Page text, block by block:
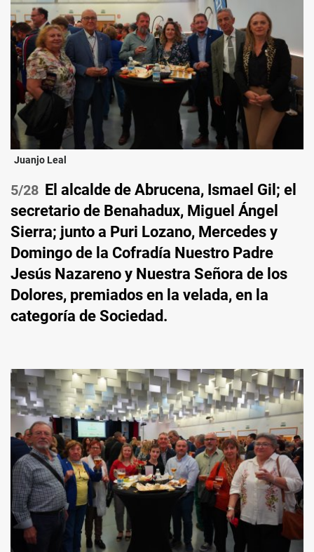
Juanjo Leal
/28 El alcalde de Abrucena, Ismael Gil; el
secretario de Benahadux, Miguel Ángel
Sierra; junto a Puri Lozano, Mercedes y
Domingo de la Cofradía Nuestro Padre
Jesús Nazareno y Nuestra Señora de los
Dolores, premiados en la velada, en la
categoría de Sociedad.